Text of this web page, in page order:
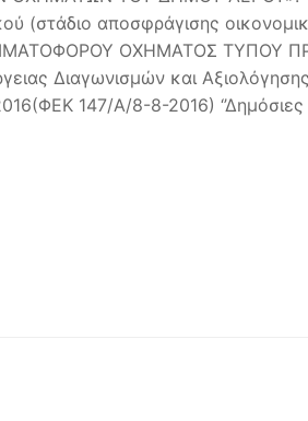
(στάδιο αποσφράγισης
ΟΧΗΜΑΤΟΣ ΤΥΠΟΥ
Διαγωνισμών και
147/Α/8-8-2016)